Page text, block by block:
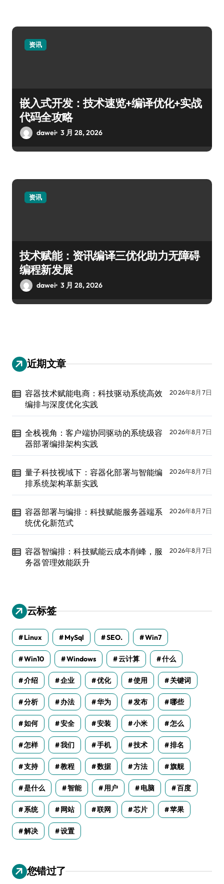
资讯
嵌入式开发：技术速览+编译优化+实战
代码全攻略
dawei 3 月 28, 2026
资讯
技术赋能：资讯编译三优化助力无障碍
编程新发展
dawei 3 月 28, 2026
近期文章
容器技术赋能电商：科技驱动系统高效
编排与深度优化实践
2026年8月7日
全栈视角：客户端协同驱动的系统级容
器部署编排架构实践
2026年8月7日
量子科技视域下：容器化部署与智能编
排系统架构革新实践
2026年8月7日
容器部署与编排：科技赋能服务器端系
统优化新范式
2026年8月7日
容器智编排：科技赋能云成本削峰，服
务器管理效能跃升
2026年8月7日
云标签
Linux MySql SEO. Win7
Win10 Windows 云计算 什么
介绍 企业 优化 使用 关键词
分析 办法 华为 发布 哪些
如何 安全 安装 小米 怎么
怎样 我们 手机 技术 排名
支持 教程 数据 方法 旗舰
是什么 智能 用户 电脑 百度
系统 网站 联网 芯片 苹果
解决 设置
您错过了